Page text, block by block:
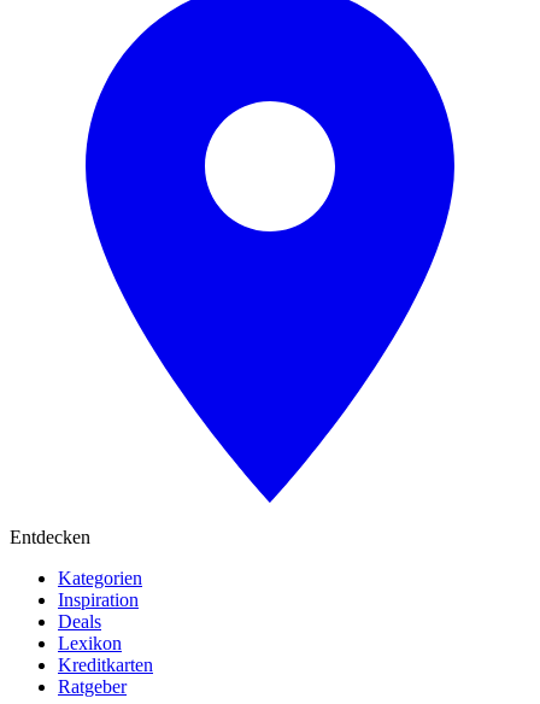
Entdecken
Kategorien
Inspiration
Deals
Lexikon
Kreditkarten
Ratgeber